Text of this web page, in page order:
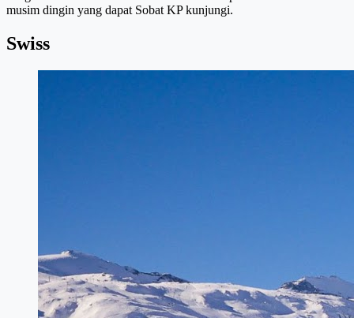
musim dingin yang dapat Sobat KP kunjungi.
Swiss